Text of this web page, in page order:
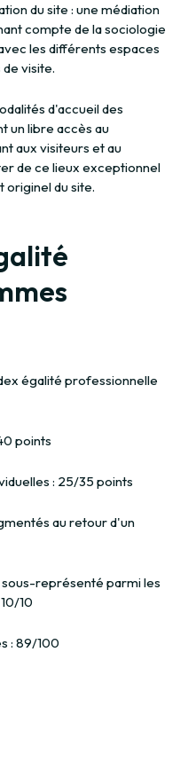
du site : une médiation
compte de la sociologie
les différents espaces
visite.
d'accueil des
un libre accès au
aux visiteurs et au
de ce lieux exceptionnel
originel du site.
égalité professionnelle
points
: 25/35 points
au retour d'un
représenté parmi les
10
: 89/100